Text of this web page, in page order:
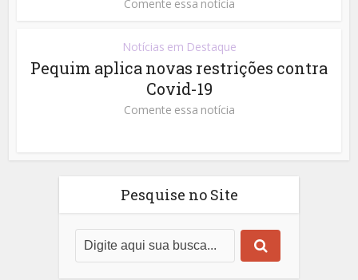
Comente essa notícia
Notícias em Destaque
Pequim aplica novas restrições contra
Covid-19
Comente essa notícia
Pesquise no Site